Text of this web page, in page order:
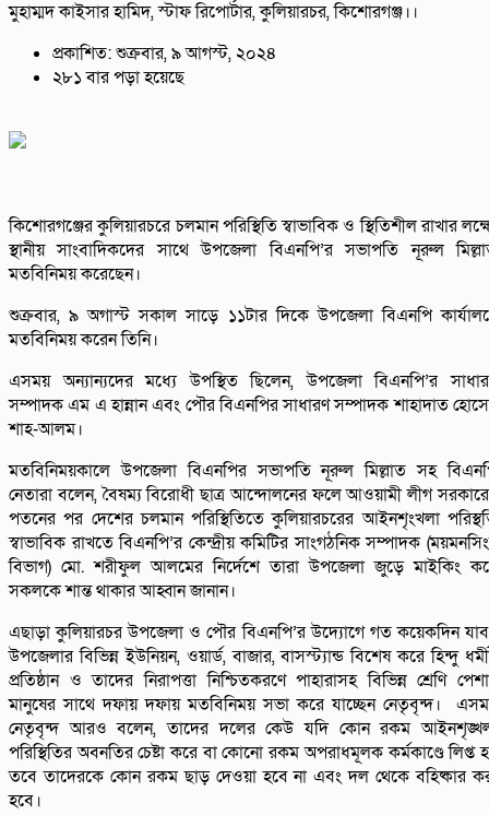
মুহাম্মদ কাইসার হামিদ, স্টাফ রিপোর্টার, কুলিয়ারচর, কিশোরগঞ্জ।।
প্রকাশিত: শুক্রবার, ৯ আগস্ট, ২০২৪
২৮১ বার পড়া হয়েছে
কিশোরগঞ্জের কুলিয়ারচরে চলমান পরিস্থিতি স্বাভাবিক ও স্থিতিশীল রাখার
স্থানীয় সাংবাদিকদের সাথে উপজেলা বিএনপি’র সভাপতি নূরুল
মতবিনিময় করেছেন।
শুক্রবার, ৯ অগাস্ট সকাল সাড়ে ১১টার দিকে উপজেলা বিএনপি
মতবিনিময় করেন তিনি।
এসময় অন্যান্যদের মধ্যে উপস্থিত ছিলেন, উপজেলা বিএনপি’র
সম্পাদক এম এ হান্নান এবং পৌর বিএনপির সাধারণ সম্পাদক শাহাদাত
শাহ-আলম।
মতবিনিময়কালে উপজেলা বিএনপির সভাপতি নূরুল মিল্লাত সহ
নেতারা বলেন, বৈষম্য বিরোধী ছাত্র আন্দোলনের ফলে আওয়ামী লীগ
পতনের পর দেশের চলমান পরিস্থিতিতে কুলিয়ারচরের আইনশৃংখলা
স্বাভাবিক রাখতে বিএনপি’র কেন্দ্রীয় কমিটির সাংগঠনিক সম্পাদক
বিভাগ) মো. শরীফুল আলমের নির্দেশে তারা উপজেলা জুড়ে মাইকিং
সকলকে শান্ত থাকার আহ্বান জানান।
এছাড়া কুলিয়ারচর উপজেলা ও পৌর বিএনপি’র উদ্যোগে গত কয়েকদিন
উপজেলার বিভিন্ন ইউনিয়ন, ওয়ার্ড, বাজার, বাসস্ট্যান্ড বিশেষ করে হিন্দু
প্রতিষ্ঠান ও তাদের নিরাপত্তা নিশ্চিতকরণে পাহারাসহ বিভিন্ন শ্রেণি
মানুষের সাথে দফায় দফায় মতবিনিময় সভা করে যাচ্ছেন নেতৃবৃন্দ।
নেতৃবৃন্দ আরও বলেন, তাদের দলের কেউ যদি কোন রকম
পরিস্থিতির অবনতির চেষ্টা করে বা কোনো রকম অপরাধমূলক কর্মকাণ্ডে লিপ্ত
তবে তাদেরকে কোন রকম ছাড় দেওয়া হবে না এবং দল থেকে বহিষ্কার
হবে।